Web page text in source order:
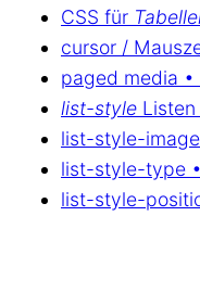
CSS für
cursor /
paged media •
list-style
list-style-
list-style-type
list-style-